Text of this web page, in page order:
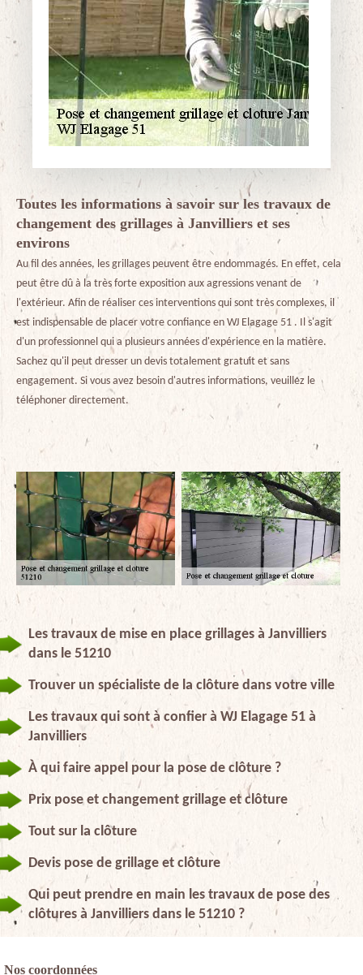
Toutes les informations à savoir sur les travaux de
changement des grillages à Janvilliers et ses
environs
Au fil des années, les grillages peuvent être endommagés. En effet, cela
peut être dû à la très forte exposition aux agressions venant de
l'extérieur. Afin de réaliser ces interventions qui sont très complexes, il
est indispensable de placer votre confiance en WJ Elagage 51 . Il s'agit
d'un professionnel qui a plusieurs années d'expérience en la matière.
Sachez qu'il peut dresser un devis totalement gratuit et sans
engagement. Si vous avez besoin d'autres informations, veuillez le
téléphoner directement.
Les travaux de mise en place grillages à Janvilliers
dans le 51210
Trouver un spécialiste de la clôture dans votre ville
Les travaux qui sont à confier à WJ Elagage 51 à
Janvilliers
À qui faire appel pour la pose de clôture ?
Prix pose et changement grillage et clôture
Tout sur la clôture
Devis pose de grillage et clôture
Qui peut prendre en main les travaux de pose des
clôtures à Janvilliers dans le 51210 ?
Nos coordonnées